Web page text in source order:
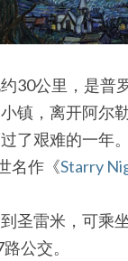
30公里，是普
镇，离开阿尔
了艰难的一年
名作《Starry
圣雷米，可乘
公交。